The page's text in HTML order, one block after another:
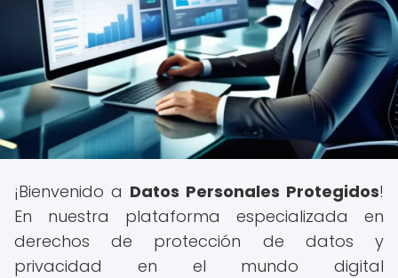
¡Bienvenido a Datos Personales Protegidos!
En nuestra plataforma especializada en
derechos de protección de datos y
privacidad en el mundo digital